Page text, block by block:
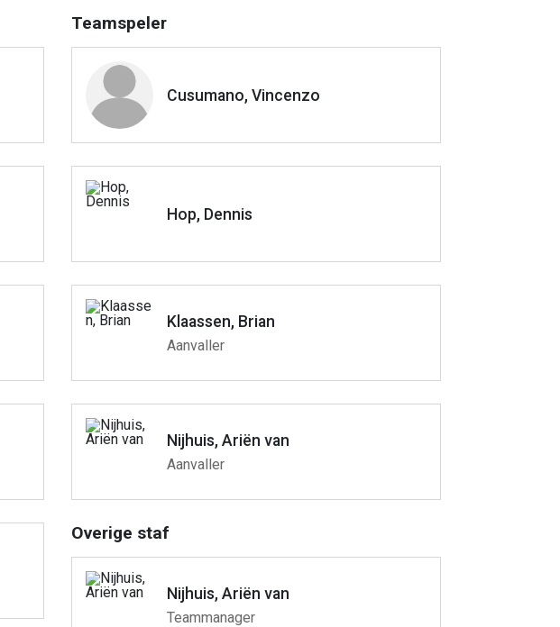
Teamspeler
Cusumano, Vincenzo
Hop, Dennis
Klaassen, Brian
Aanvaller
Nijhuis, Ariën van
Aanvaller
Overige staf
Nijhuis, Ariën van
Teammanager